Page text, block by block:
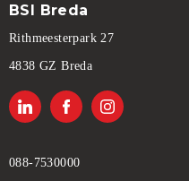
BSI Breda
Rithmeesterpark 27
4838 GZ Breda
088-7530000